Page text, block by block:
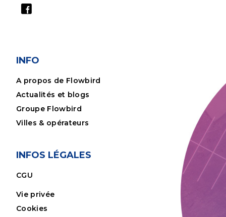
INFO
A propos de Flowbird
Actualités et blogs
Groupe Flowbird
Villes & opérateurs
INFOS LÉGALES
CGU
Vie privée
Cookies